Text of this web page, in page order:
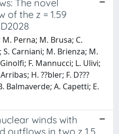
The novel
of the z = 1.59
M. Perna; M. Brusa; C.
Carniani; M. Brienza; M.
F. Mannucci; L. Ulivi;
H. ??bler; F. D???
Balmaverde; A. Capetti; E.
winds with
outflows in two z 1.5